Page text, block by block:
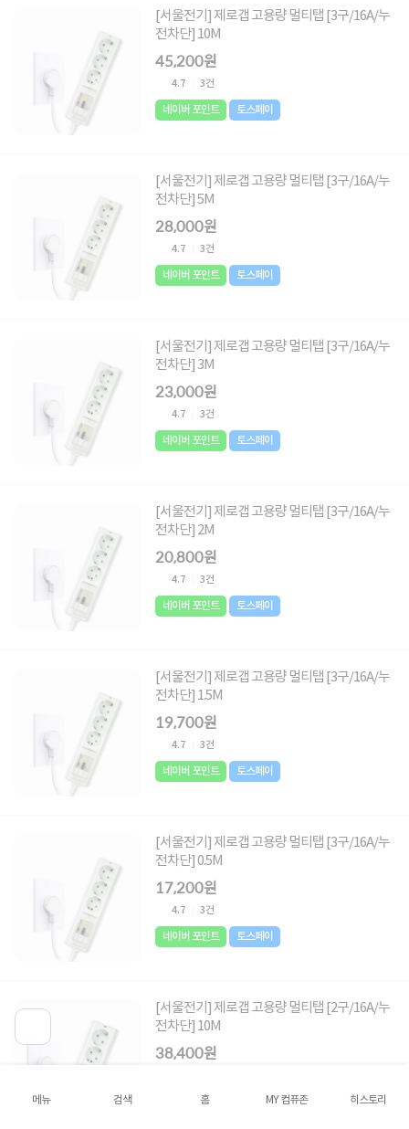
[서울전기] 제로갭 고용량 멀티탭 [3구/16A/누
전차단] 10M
45,200원
4.7 3건
네이버 포인트 토스페이
[서울전기] 제로갭 고용량 멀티탭 [3구/16A/누
전차단] 5M
28,000원
4.7 3건
네이버 포인트 토스페이
[서울전기] 제로갭 고용량 멀티탭 [3구/16A/누
전차단] 3M
23,000원
4.7 3건
네이버 포인트 토스페이
[서울전기] 제로갭 고용량 멀티탭 [3구/16A/누
전차단] 2M
20,800원
4.7 3건
네이버 포인트 토스페이
[서울전기] 제로갭 고용량 멀티탭 [3구/16A/누
전차단] 1.5M
19,700원
4.7 3건
네이버 포인트 토스페이
[서울전기] 제로갭 고용량 멀티탭 [3구/16A/누
전차단] 0.5M
17,200원
4.7 3건
네이버 포인트 토스페이
[서울전기] 제로갭 고용량 멀티탭 [2구/16A/누
전차단] 10M
38,400원
네이버 포인트 토스페이
메뉴 검색 홈 MY 컴퓨존 히스토리